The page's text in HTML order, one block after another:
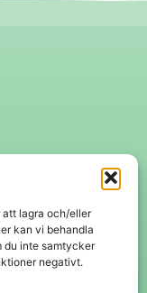
att lagra och/eller
kan vi behandla
du inte samtycker
negativt.
Swish